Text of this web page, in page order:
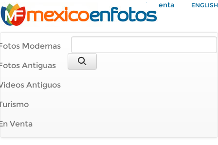
Mi Cuenta ENGLISH
Modernas
Antiguas
Antiguos
Venta